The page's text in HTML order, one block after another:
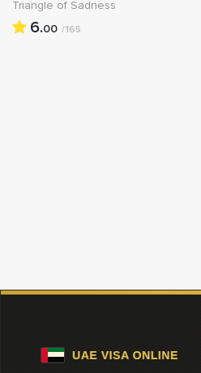
Triangle of Sadness
6.00 /165